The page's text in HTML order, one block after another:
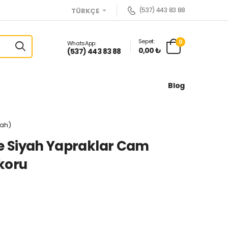
TÜRKÇE (537) 443 83 88
WhatsApp:
(537) 443 83 88
Sepet:
0,00 ₺
0
Blog
Siyah Yapraklar Cam